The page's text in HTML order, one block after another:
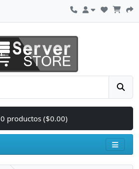
0 productos ($0.00)